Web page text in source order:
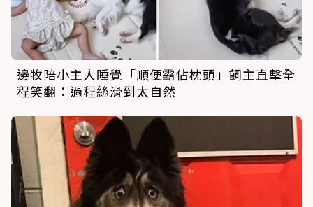
邊牧陪小主人睡覺「順便霸佔枕頭」飼主直擊全
程笑翻：過程絲滑到太自然